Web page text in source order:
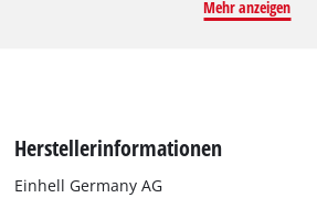
Set enthalten. Die mitgelieferte,
Aufbewahrungskoffer, in dem Bohrer
sortiert und sicher gelagert werden
Mehr anzeigen
Herstellerinformationen
Einhell Germany AG